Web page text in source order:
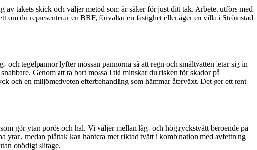
takets skick och väljer metod som är säker för just ditt tak. Arbetet utförs med
du representerar en BRF, förvaltar en fastighet eller äger en villa i Strömstad
tegelpannor lyfter mossan pannorna så att regn och smältvatten letar sig in
Genom att ta bort mossa i tid minskar du risken för skador på
och en miljömedveten efterbehandling som hämmar återväxt. Det ger ett rent
gör ytan porös och hal. Vi väljer mellan låg- och högtryckstvätt beroende på
ytan, medan plåttak kan hantera mer riktad tvätt i kombination med avfettning
onödigt slitage.